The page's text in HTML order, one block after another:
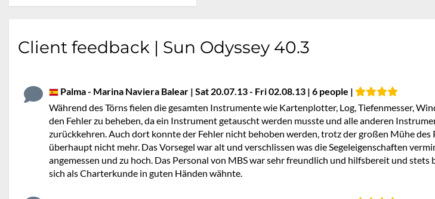
Client feedback | Sun Odyssey 40.3
Palma - Marina Naviera Balear | Sat 20.07.13 - Fri 02.08.13 | 6 people |
Während des Törns fielen die gesamten Instrumente wie Kartenplotter, Log, Tiefenmesser,
den Fehler zu beheben, da ein Instrument getauscht werden musste und alle anderen
zurückkehren. Auch dort konnte der Fehler nicht behoben werden, trotz der großen Mühe
überhaupt nicht mehr. Das Vorsegel war alt und verschlissen was die Segeleigenschaften
angemessen und zu hoch. Das Personal von MBS war sehr freundlich und hilfsbereit und
sich als Charterkunde in guten Händen wähnte.